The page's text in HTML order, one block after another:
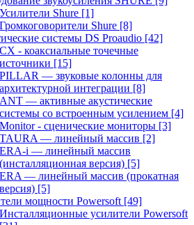
Усилители Shure [1]
Громкоговорители Shure [8]
системы DS Proaudio [42]
CX - коаксиальные точечные
источники [15]
PILLAR — звуковые колонны для
архитектурной интеграции [8]
ANT — активные акустические
системы со встроенным усилением [4]
Monitor - сценические мониторы [3]
TAURA — линейный массив [2]
ERA-i — линейный массив
(инсталляционная версия) [5]
ERA — линейный массив (прокатная
версия) [5]
мощности Powersoft [49]
Инсталляционные усилители Powersoft